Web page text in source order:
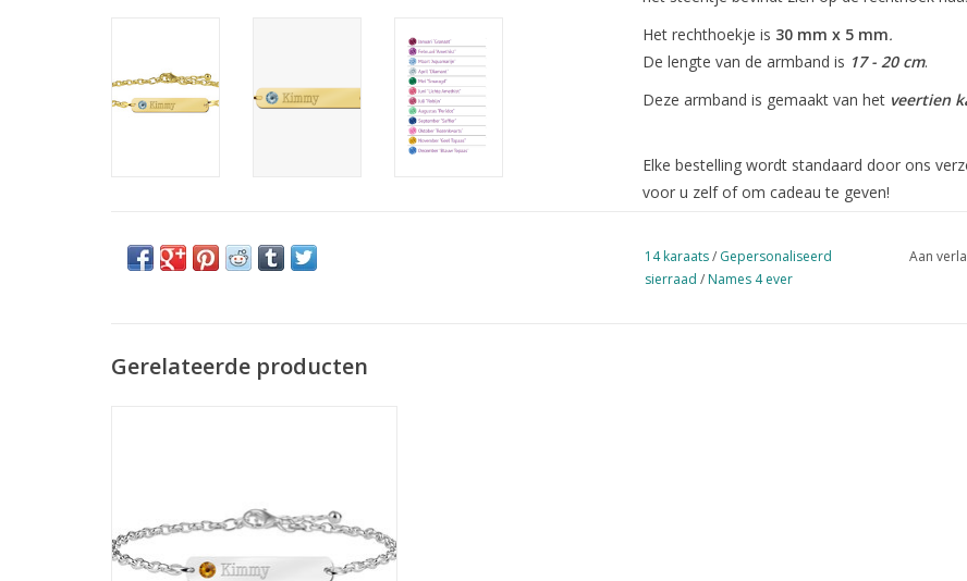
Het rechthoekje is 30mm x 5 mm.
De lengte van de armband is 17 - 20 cm.
Deze armband is gemaakt van het veertien
Elke bestelling wordt standaard door ons
voor u zelf of om cadeau te geven!
14 karaats/ Gepersonaliseerd
sierraad / Names 4 ever
Aan
Gerelateerde producten